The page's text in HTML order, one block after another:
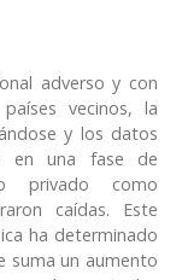
adverso y con
vecinos, la
y los datos
en una fase de
privado como
caídas. Este
ha determinado
suma un aumento